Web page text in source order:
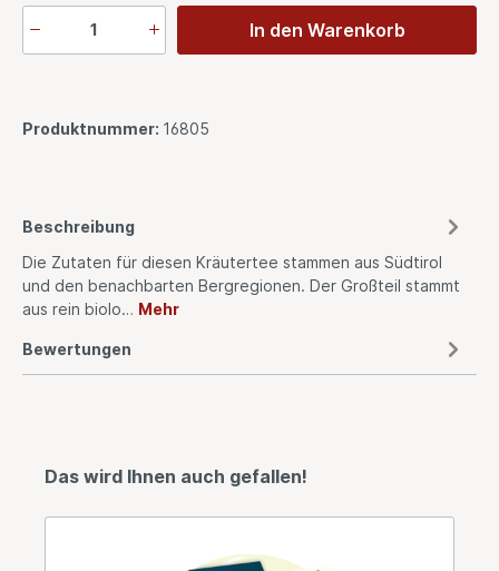
In den Warenkorb
Produktnummer: 16805
Beschreibung
Die Zutaten für diesen Kräutertee stammen aus Südtirol
und den benachbarten Bergregionen. Der Großteil stammt
aus rein biolo… Mehr
Bewertungen
Das wird Ihnen auch gefallen!